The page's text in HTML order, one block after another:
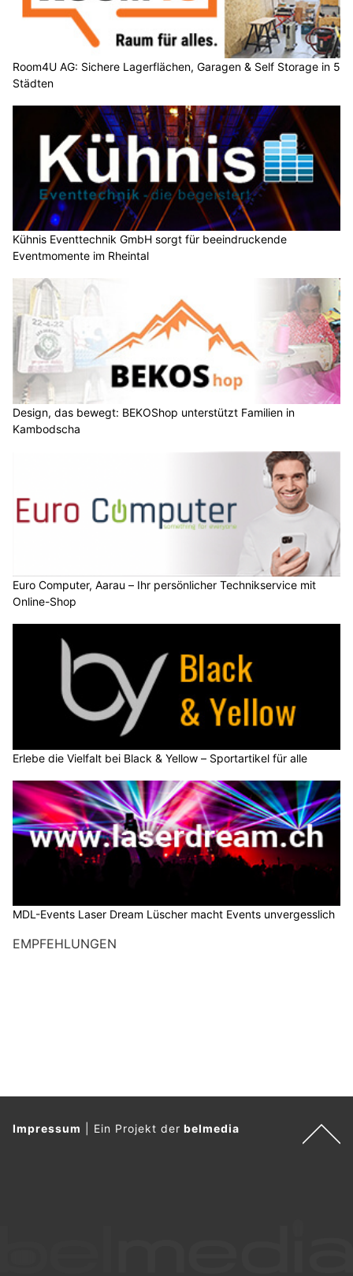
Room4U AG: Sichere Lagerflächen, Garagen & Self Storage in 5
Städten
Kühnis Eventtechnik GmbH sorgt für beeindruckende
Eventmomente im Rheintal
Design, das bewegt: BEKOShop unterstützt Familien in
Kambodscha
Euro Computer, Aarau – Ihr persönlicher Technikservice mit
Online-Shop
Erlebe die Vielfalt bei Black & Yellow – Sportartikel für alle
MDL-Events Laser Dream Lüscher macht Events unvergesslich
EMPFEHLUNGEN
Impressum Ein Projekt derbelmedia